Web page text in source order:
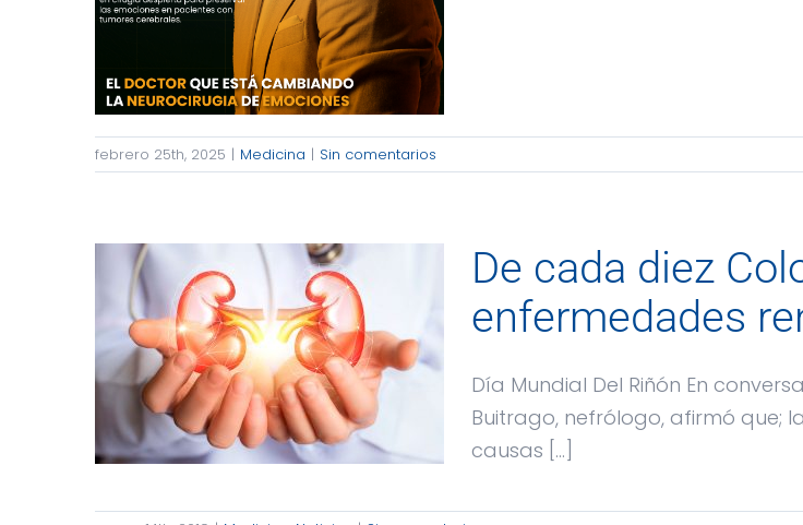
febrero 25th, 2025 | Medicina | Sin comentarios
De cada diez
enfermedades
Día Mundial Del Riñón En
Buitrago, nefrólogo, afirmó que;
causas [...]